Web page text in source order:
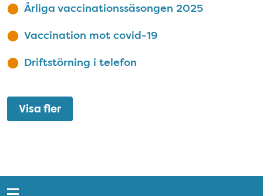
Årliga vaccinationssäsongen 2025
Vaccination mot covid-19
Driftstörning i telefon
Visa fler
Snabblänkar